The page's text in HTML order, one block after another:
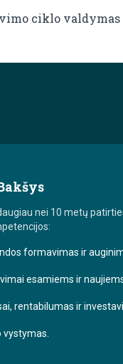
ciklo
nei 10 metų
formavimas ir
esamiems ir
rentabilumas ir
vystymas.